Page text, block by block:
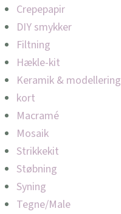
Crepepapir
DIY smykker
Filtning
Hækle-kit
Keramik & modellering
kort
Macramé
Mosaik
Strikkekit
Støbning
Syning
Tegne/Male